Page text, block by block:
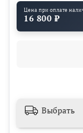
Цена при оплате
16 800 ₽
Выбрать